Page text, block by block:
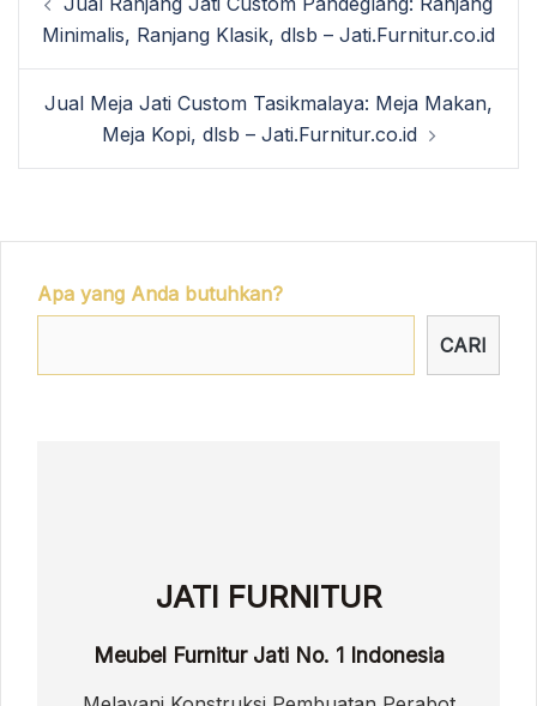
navigation
Minimalis, Ranjang Klasik, dlsb – Jati.Furnitur.co.id
Jual Meja Jati Custom Tasikmalaya: Meja Makan,
Meja Kopi, dlsb – Jati.Furnitur.co.id
Apa yang Anda butuhkan?
CARI
JATI FURNITUR
Meubel Furnitur Jati No. 1 Indonesia